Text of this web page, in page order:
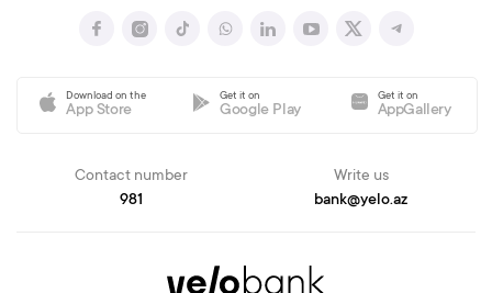
Download on the
App Store
Get it on
Google Play
Get it on
AppGallery
Contact number
981
Write us
bank@yelo.az